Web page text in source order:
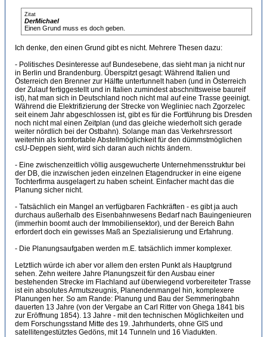
Zitat
DerMichael
Einen Grund muss es doch geben.
Ich denke, den einen Grund gibt es nicht. Mehrere Thesen dazu:
- Politisches Desinteresse auf Bundesebene, das sieht man ja nicht nur
in Berlin und Brandenburg. Überspitzt gesagt: Während Italien und
Österreich den Brenner zur Hälfte untertunnelt haben (und in Österreich
der Zulauf fertiggestellt und in Italien zumindest abschnittsweise baureif
ist), hat man sich in Deutschland noch nicht mal auf eine Trasse geeinigt.
Während die Elektrifizierung der Strecke von Wegliniec nach Zgorzelec
seit einem Jahr abgeschlossen ist, gibt es für die Fortführung bis Dresden
noch nicht mal einen Zeitplan (und das gleiche wiederholt sich gerade
weiter nördlich bei der Ostbahn). Solange man das Verkehrsressort
weiterhin als komfortable Abstellmöglichkeit für den dümmstmöglichen
csU-Deppen sieht, wird sich daran auch nichts ändern.
- Eine zwischenzeitlich völlig ausgewucherte Unternehmensstruktur bei
der DB, die inzwischen jeden einzelnen Etagendrucker in eine eigene
Tochterfirma ausgelagert zu haben scheint. Einfacher macht das die
Planung sicher nicht.
- Tatsächlich ein Mangel an verfügbaren Fachkräften - es gibt ja auch
durchaus außerhalb des Eisenbahnwesens Bedarf nach Bauingenieuren
(immerhin boomt auch der Immobiliensektor), und der Bereich Bahn
erfordert doch ein gewisses Maß an Spezialisierung und Erfahrung.
- Die Planungsaufgaben werden m.E. tatsächlich immer komplexer.
Letztlich würde ich aber vor allem den ersten Punkt als Hauptgrund
sehen. Zehn weitere Jahre Planungszeit für den Ausbau einer
bestehenden Strecke im Flachland auf überwiegend vorbereiteter Trasse
ist ein absolutes Armutszeugnis, Planendenmangel hin, komplexere
Planungen her. So am Rande: Planung und Bau der Semmeringbahn
dauerten 13 Jahre (von der Vergabe an Carl Ritter von Ghega 1841 bis
zur Eröffnung 1854). 13 Jahre - mit den technischen Möglichkeiten und
dem Forschungsstand Mitte des 19. Jahrhunderts, ohne GIS und
satellitengestütztes Gedöns, mit 14 Tunneln und 16 Viadukten.